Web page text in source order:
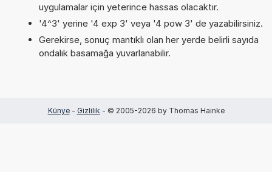
uygulamalar için yeterince hassas olacaktır.
'4^3' yerine '4 exp 3' veya '4 pow 3' de yazabilirsiniz.
Gerekirse, sonuç mantıklı olan her yerde belirli sayıda
ondalık basamağa yuvarlanabilir.
Künye- Gizlilik - © 2005-2026 by Thomas Hainke